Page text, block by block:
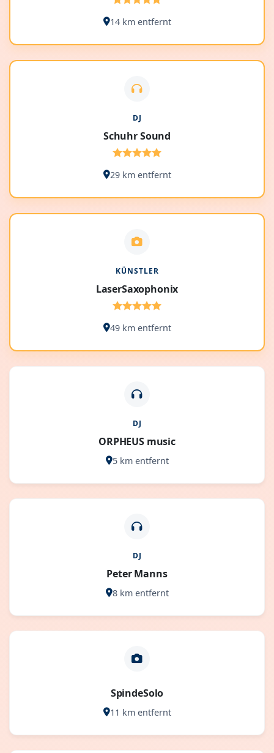
14 km entfernt
DJ
Schuhr Sound
29 km entfernt
KÜNSTLER
LaserSaxophonix
49 km entfernt
DJ
ORPHEUS music
5 km entfernt
DJ
Peter Manns
8 km entfernt
SpindeSolo
11 km entfernt